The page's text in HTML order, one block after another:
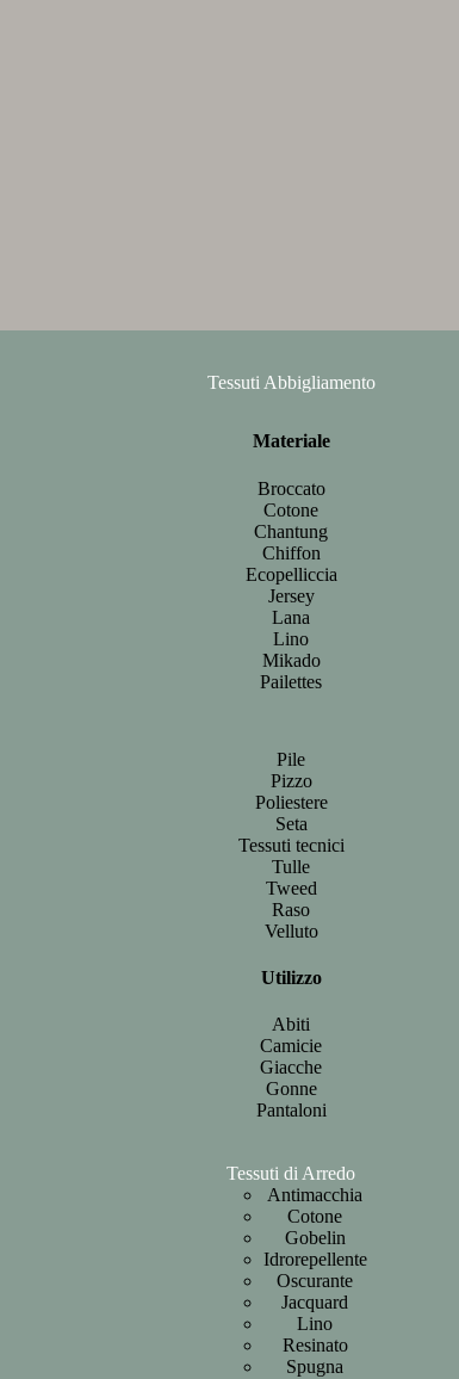
Tessuti Abbigliamento
Materiale
Broccato
Cotone
Chantung
Chiffon
Ecopelliccia
Jersey
Lana
Lino
Mikado
Pailettes
Pile
Pizzo
Poliestere
Seta
Tessuti tecnici
Tulle
Tweed
Raso
Velluto
Utilizzo
Abiti
Camicie
Giacche
Gonne
Pantaloni
Tessuti di Arredo
Antimacchia
Cotone
Gobelin
Idrorepellente
Oscurante
Jacquard
Lino
Resinato
Spugna